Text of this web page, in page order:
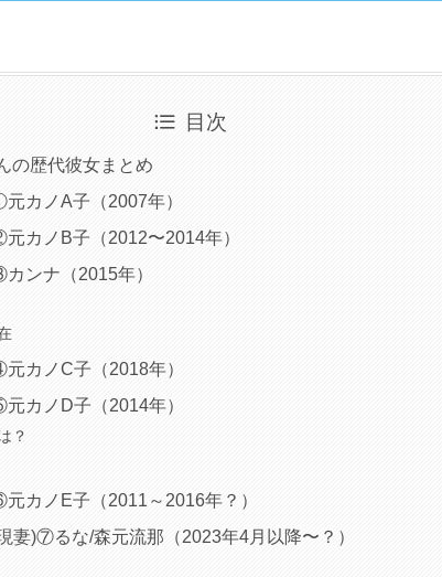
目次
の歴代彼女まとめ
カノA子（2007年）
カノB子（2012〜2014年）
ンナ（2015年）
カノC子（2018年）
カノD子（2014年）
？
カノE子（2011～2016年？）
妻)⑦るな/森元流那（2023年4月以降〜？）